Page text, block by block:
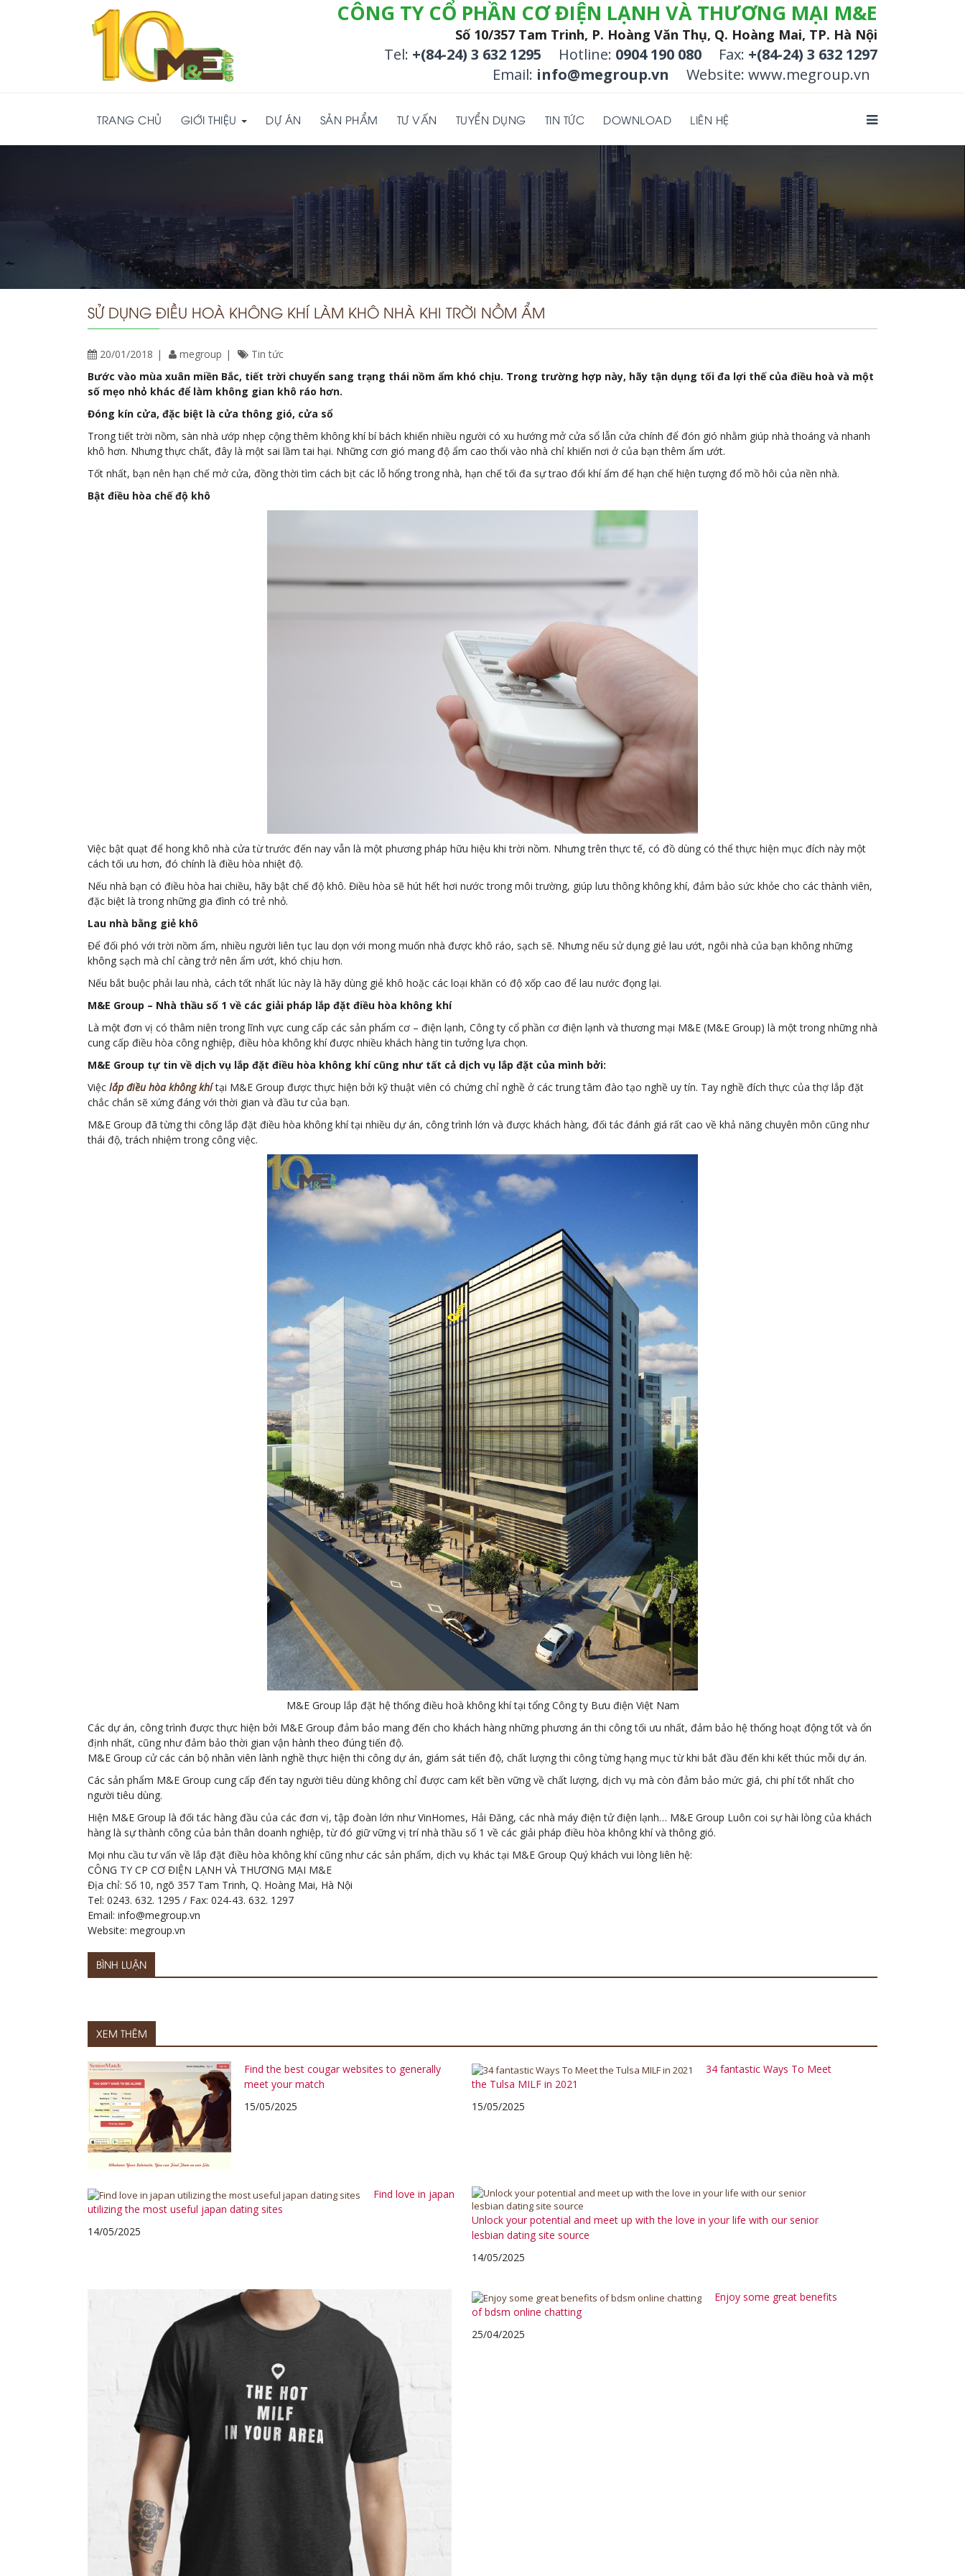
CÔNG TY CỔ PHẦN CƠ ĐIỆN LẠNH VÀ THƯƠNG MẠI M&E
Số 10/357 Tam Trinh, P. Hoàng Văn Thụ, Q. Hoàng Mai, TP. Hà Nội
Tel: +(84-24) 3 632 1295 Hotline: 0904 190 080 Fax: +(84-24) 3 632 1297
Email: info@megroup.vn Website: www.megroup.vn
TRANG CHỦ GIỚI THIỆU DỰ ÁN SẢN PHẨM TƯ VẤN TUYỂN DỤNG TIN TỨC DOWNLOAD LIÊN HỆ
SỬ DỤNG ĐIỀU HOÀ KHÔNG KHÍ LÀM KHÔ NHÀ KHI TRỜI NỒM ẨM
20/01/2018 megroup
Tin tức
Bước vào mùa xuân miền Bắc, tiết trời chuyển sang trạng thái nồm ẩm khó chịu. Trong trường hợp này, hãy tận dụng tối đa lợi thế của điều hoà và một
số mẹo nhỏ khác để làm không gian khô ráo hơn.
Đóng kín cửa, đặc biệt là cửa thông gió, cửa sổ
Trong tiết trời nồm, sàn nhà ướp nhẹp cộng thêm không khí bí bách khiến nhiều người có xu hướng mở cửa sổ lẫn cửa chính để đón gió nhằm giúp nhà thoáng và nhanh
khô hơn. Nhưng thực chất, đây là một sai lầm tai hại. Những cơn gió mang độ ẩm cao thổi vào nhà chỉ khiến nơi ở của bạn thêm ẩm ướt.
Tốt nhất, bạn nên hạn chế mở cửa, đồng thời tìm cách bịt các lỗ hổng trong nhà, hạn chế tối đa sự trao đổi khí ẩm để hạn chế hiện tượng đổ mồ hôi của nền nhà.
Bật điều hòa chế độ khô
Việc bật quạt để hong khô nhà cửa từ trước đến nay vẫn là một phương pháp hữu hiệu khi trời nồm. Nhưng trên thực tế, có đồ dùng có thể thực hiện mục đích này một
cách tối ưu hơn, đó chính là điều hòa nhiệt độ.
Nếu nhà bạn có điều hòa hai chiều, hãy bật chế độ khô. Điều hòa sẽ hút hết hơi nước trong môi trường, giúp lưu thông không khí, đảm bảo sức khỏe cho các thành viên,
đặc biệt là trong những gia đình có trẻ nhỏ.
Lau nhà bằng giẻ khô
Để đối phó với trời nồm ẩm, nhiều người liên tục lau dọn với mong muốn nhà được khô ráo, sạch sẽ. Nhưng nếu sử dụng giẻ lau ướt, ngôi nhà của bạn không những
không sạch mà chỉ càng trở nên ẩm ướt, khó chịu hơn.
Nếu bắt buộc phải lau nhà, cách tốt nhất lúc này là hãy dùng giẻ khô hoặc các loại khăn có độ xốp cao để lau nước đọng lại.
M&E Group – Nhà thầu số 1 về các giải pháp lắp đặt điều hòa không khí
Là một đơn vị có thâm niên trong lĩnh vực cung cấp các sản phẩm cơ – điện lạnh, Công ty cổ phần cơ điện lạnh và thương mại M&E (M&E Group) là một trong những nhà
cung cấp điều hòa công nghiệp, điều hòa không khí được nhiều khách hàng tin tưởng lựa chọn.
M&E Group tự tin về dịch vụ lắp đặt điều hòa không khí cũng như tất cả dịch vụ lắp đặt của mình bởi:
Việc lắp điều hòa không khítại M&E Group được thực hiện bởi kỹ thuật viên có chứng chỉ nghề ở các trung tâm đào tạo nghề uy tín. Tay nghề đích thực của thợ lắp đặt
chắc chắn sẽ xứng đáng với thời gian và đầu tư của bạn.
M&E Group đã từng thi công lắp đặt điều hòa không khí tại nhiều dự án, công trình lớn và được khách hàng, đối tác đánh giá rất cao về khả năng chuyên môn cũng như
thái độ, trách nhiệm trong công việc.
M&E Group lắp đặt hệ thống điều hoà không khí tại tổng Công ty Bưu điện Việt Nam
Các dự án, công trình được thực hiện bởi M&E Group đảm bảo mang đến cho khách hàng những phương án thi công tối ưu nhất, đảm bảo hệ thống hoạt động tốt và ổn
định nhất, cũng như đảm bảo thời gian vận hành theo đúng tiến độ.
M&E Group cử các cán bộ nhân viên lành nghề thực hiện thi công dự án, giám sát tiến độ, chất lượng thi công từng hạng mục từ khi bắt đầu đến khi kết thúc mỗi dự án.
Các sản phẩm M&E Group cung cấp đến tay người tiêu dùng không chỉ được cam kết bền vững về chất lượng, dịch vụ mà còn đảm bảo mức giá, chi phí tốt nhất cho
người tiêu dùng.
Hiện M&E Group là đối tác hàng đầu của các đơn vị, tập đoàn lớn như VinHomes, Hải Đăng, các nhà máy điện tử điện lạnh… M&E Group Luôn coi sự hài lòng của khách
hàng là sự thành công của bản thân doanh nghiệp, từ đó giữ vững vị trí nhà thầu số 1 về các giải pháp điều hòa không khí và thông gió.
Mọi nhu cầu tư vấn về lắp đặt điều hòa không khí cũng như các sản phẩm, dịch vụ khác tại M&E Group Quý khách vui lòng liên hệ:
CÔNG TY CP CƠ ĐIỆN LẠNH VÀ THƯƠNG MẠI M&E
Địa chỉ: Số 10, ngõ 357 Tam Trinh, Q. Hoàng Mai, Hà Nội
Tel: 0243. 632. 1295 / Fax: 024-43. 632. 1297
Email: info@megroup.vn
Website: megroup.vn
BÌNH LUẬN
XEM THÊM
Find the best cougar websites to generally
meet your match
15/05/2025
34 fantastic Ways To Meet
the Tulsa MILF in 2021
15/05/2025
Find love in japan
utilizing the most useful japan dating sites
14/05/2025
Unlock your potential and meet up with the love in your life with our senior
lesbian dating site source
14/05/2025
Enjoy some great benefits
of bdsm online chatting
25/04/2025